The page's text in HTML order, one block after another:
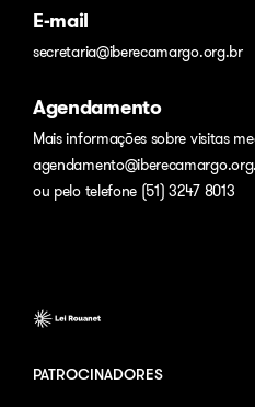
E-mail
secretaria@iberecamargo.org.br
Agendamento
Mais informações sobre visitas
ou pelo telefone (51) 3247 8013
PATROCINADORES